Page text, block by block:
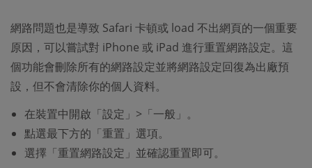
網路問題也是導致 Safari 卡頓或 load 不出網頁的一個重要
原因，可以嘗試對 iPhone 或 iPad 進行重置網路設定。這
個功能會刪除所有的網路設定並將網路設定回復為出廠預
設，但不會清除你的個人資料。
在裝置中開啟「設定」>「一般」。
點選最下方的「重置」選項。
選擇「重置網路設定」並確認重置即可。